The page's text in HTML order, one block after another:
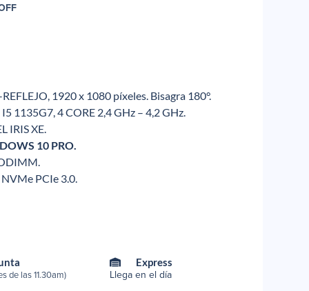
1920 x 1080 píxeles. Bisagra 180°.
1135G7, 4 CORE 2,4 GHz – 4,2 GHz.
IRIS XE.
10 PRO.
PCIe 3.0.
de las 11.30am)
Express
Llega en el día